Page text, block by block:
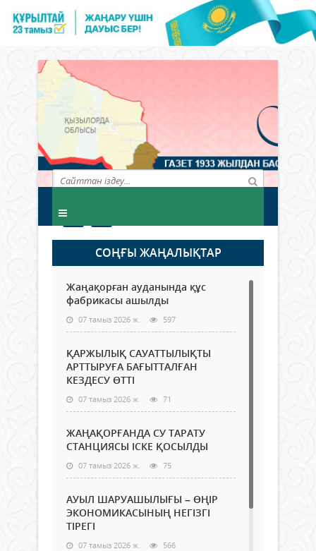
СОҢҒЫ ЖАҢАЛЫҚТАР
Жаңақорған ауданында құс
фабрикасы ашылды
07 тамыз 2026 ж. 597
ҚАРЖЫЛЫҚ САУАТТЫЛЫҚТЫ
АРТТЫРУҒА БАҒЫТТАЛҒАН
КЕЗДЕСУ ӨТТІ
07 тамыз 2026 ж. 71
ЖАҢАҚОРҒАНДА СУ ТАРАТУ
СТАНЦИЯСЫ ІСКЕ ҚОСЫЛДЫ
07 тамыз 2026 ж. 75
АУЫЛ ШАРУАШЫЛЫҒЫ – ӨҢІР
ЭКОНОМИКАСЫНЫҢ НЕГІЗГІ
ТІРЕГІ
07 тамыз 2026 ж. 566